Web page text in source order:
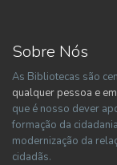
Sobre Nós
As Bibliotecas são
qualquer pessoa e
que é nosso dever
formação da
modernização da
cidadãs.